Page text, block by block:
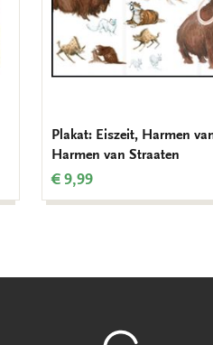
Plakat: Eiszeit, Harmen
Harmen van Straaten
€ 9,99